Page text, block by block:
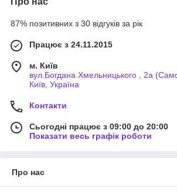
87% позитивних з 30 відгуків за рік
Працює з 24.11.2015
м. Київ
вул.Богдана Хмельницького , 2а
Київ, Україна
Контакти
Сьогодні працює з 09:00 до 20:00
Показати весь графік роботи
Про нас